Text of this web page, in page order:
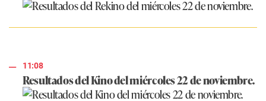
11:08
Resultados del Kino del miércoles 22 de noviembre.